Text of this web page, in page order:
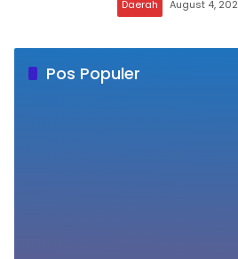
Daerah August 4,
Pos Populer